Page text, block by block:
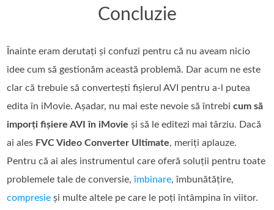
Concluzie
Înainte eram derutați și confuzi pentru că nu aveam nicio
idee cum să gestionăm această problemă. Dar acum ne este
clar că trebuie să convertești fișierul AVI pentru a‑l putea
edita în iMovie. Așadar, nu mai este nevoie să întrebicum să
imporți fișiere AVI în iMovie și să le editezi mai târziu. Dacă
ai ales FVC Video Converter Ultimate, meriți aplauze.
Pentru că ai ales instrumentul care oferă soluții pentru toate
problemele tale de conversie,îmbinare, îmbunătățire,
compresie și multe altele pe care le poți întâmpina în viitor.